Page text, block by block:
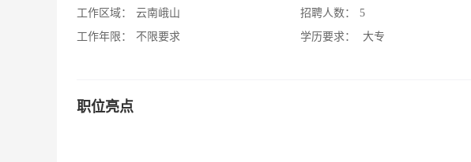
工作区域：
云南峨山
工作年限：
不限要求
招聘人数：
5
学历要求：
大专
职位亮点